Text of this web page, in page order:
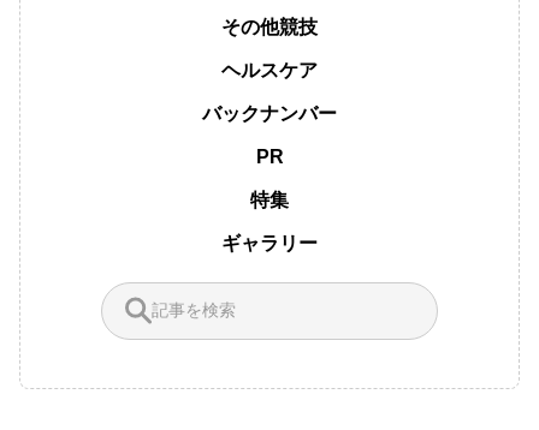
その他競技
ヘルスケア
バックナンバー
PR
特集
ギャラリー